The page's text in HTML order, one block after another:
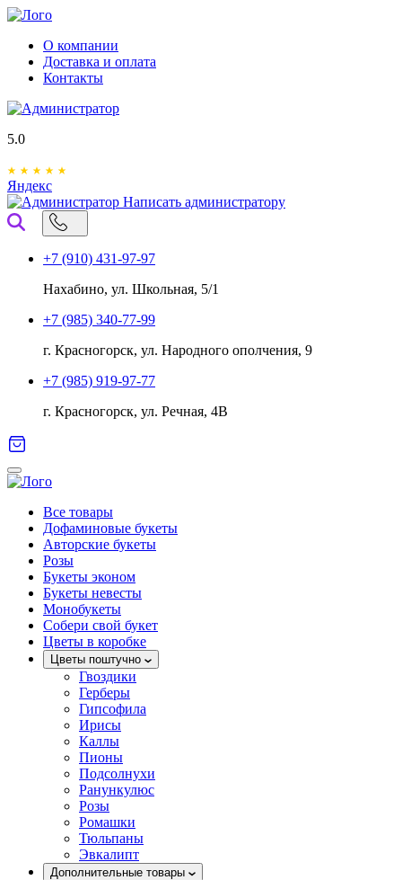
О компании
Доставка и оплата
Контакты
5.0
Яндекс
Написать администратору
+7 (910) 431-97-97
Нахабино, ул. Школьная, 5/1
+7 (985) 340-77-99
г. Красногорск, ул. Народного ополчения, 9
+7 (985) 919-97-77
г. Красногорск, ул. Речная, 4В
Все товары
Дофаминовые букеты
Авторские букеты
Розы
Букеты эконом
Букеты невесты
Монобукеты
Собери свой букет
Цветы в коробке
Цветы поштучно
Гвоздики
Герберы
Гипсофила
Ирисы
Каллы
Пионы
Подсолнухи
Ранункулюс
Розы
Ромашки
Тюльпаны
Эвкалипт
Дополнительные товары